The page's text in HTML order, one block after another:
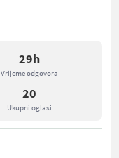
29h
Vrijeme odgovora
20
Ukupni oglasi